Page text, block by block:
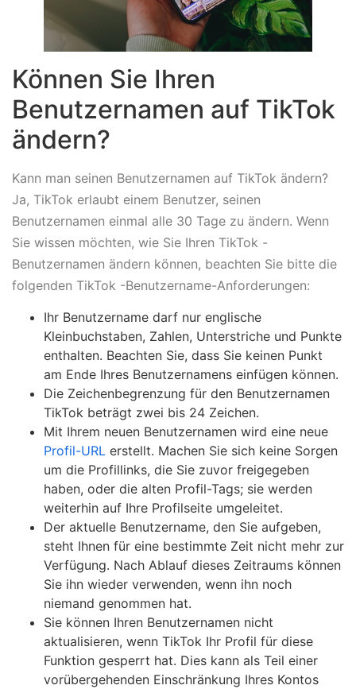
Können Sie Ihren
Benutzernamen auf TikTok
ändern?
Kann man seinen Benutzernamen auf TikTok ändern?
Ja, TikTok erlaubt einem Benutzer, seinen
Benutzernamen einmal alle 30 Tage zu ändern. Wenn
Sie wissen möchten, wie Sie Ihren TikTok -
Benutzernamen ändern können, beachten Sie bitte die
folgenden TikTok -Benutzername-Anforderungen:
Ihr Benutzername darf nur englische
Kleinbuchstaben, Zahlen, Unterstriche und Punkte
enthalten. Beachten Sie, dass Sie keinen Punkt
am Ende Ihres Benutzernamens einfügen können.
Die Zeichenbegrenzung für den Benutzernamen
TikTok beträgt zwei bis 24 Zeichen.
Mit Ihrem neuen Benutzernamen wird eine neue
Profil-URL erstellt. Machen Sie sich keine Sorgen
um die Profillinks, die Sie zuvor freigegeben
haben, oder die alten Profil-Tags; sie werden
weiterhin auf Ihre Profilseite umgeleitet.
Der aktuelle Benutzername, den Sie aufgeben,
steht Ihnen für eine bestimmte Zeit nicht mehr zur
Verfügung. Nach Ablauf dieses Zeitraums können
Sie ihn wieder verwenden, wenn ihn noch
niemand genommen hat.
Sie können Ihren Benutzernamen nicht
aktualisieren, wenn TikTok Ihr Profil für diese
Funktion gesperrt hat. Dies kann als Teil einer
vorübergehenden Einschränkung Ihres Kontos